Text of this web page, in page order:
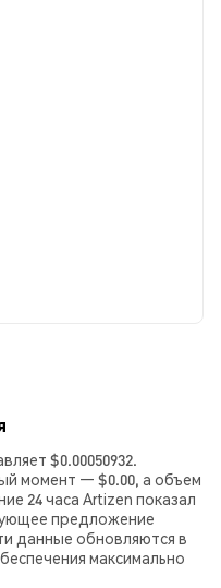
$0.00050932.
момент — $0.00, а объем
24 часа Artizen показал
предложение
данные обновляются в
максимально